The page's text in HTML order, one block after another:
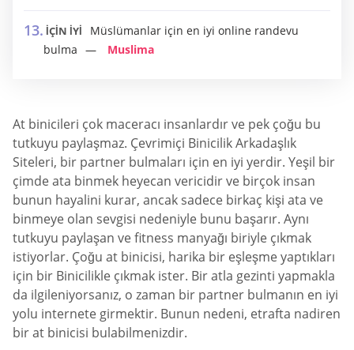
İÇİN İYİ
Müslümanlar için en iyi online randevu
bulma
Muslima
At binicileri çok maceracı insanlardır ve pek çoğu bu
tutkuyu paylaşmaz. Çevrimiçi Binicilik Arkadaşlık
Siteleri, bir partner bulmaları için en iyi yerdir. Yeşil bir
çimde ata binmek heyecan vericidir ve birçok insan
bunun hayalini kurar, ancak sadece birkaç kişi ata ve
binmeye olan sevgisi nedeniyle bunu başarır. Aynı
tutkuyu paylaşan ve fitness manyağı biriyle çıkmak
istiyorlar. Çoğu at binicisi, harika bir eşleşme yaptıkları
için bir Binicilikle çıkmak ister. Bir atla gezinti yapmakla
da ilgileniyorsanız, o zaman bir partner bulmanın en iyi
yolu internete girmektir. Bunun nedeni, etrafta nadiren
bir at binicisi bulabilmenizdir.